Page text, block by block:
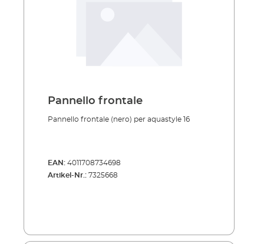
Pannello frontale
Pannello frontale (nero) per aquastyle 16
EAN: 4011708734698
Artikel-Nr.: 7325668